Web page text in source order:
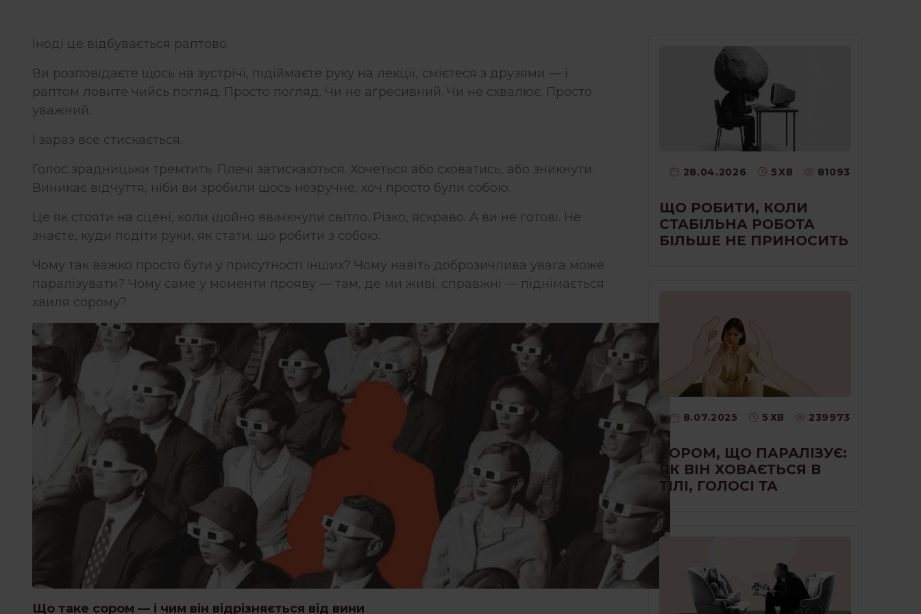
Іноді це відбувається раптово.
Ви розповідаєте щось на зустрічі, підіймаєте руку на лекції, смієтеся з друзями — і
раптом ловите чийсь погляд. Просто погляд. Чи не агресивний. Чи не схвалює. Просто
уважний.
І зараз все стискається.
Голос зрадницьки тремтить. Плечі затискаються. Хочеться або сховатись, або зникнути.
Виникає відчуття, ніби ви зробили щось незручне, хоч просто були собою.
Це як стояти на сцені, коли щойно ввімкнули світло. Різко, яскраво. А ви не готові. Не
знаєте, куди подіти руки, як стати, що робити з собою.
Чому так важко просто бути у присутності інших? Чому навіть доброзичлива увага може
паралізувати? Чому саме у моменти прояву — там, де ми живі, справжні — піднімається
хвиля сорому?
Що таке сором — і чим він відрізняється від вини
28.04.2026 5ХВ 81093
ЩО РОБИТИ, КОЛИ
СТАБІЛЬНА РОБОТА
БІЛЬШЕ НЕ ПРИНОСИТЬ
8.07.2025 5 ХВ 239973
СОРОМ, ЩО ПАРАЛІЗУЄ:
ЯК ВІН ХОВАЄТЬСЯ В
ТІЛІ, ГОЛОСІ ТА